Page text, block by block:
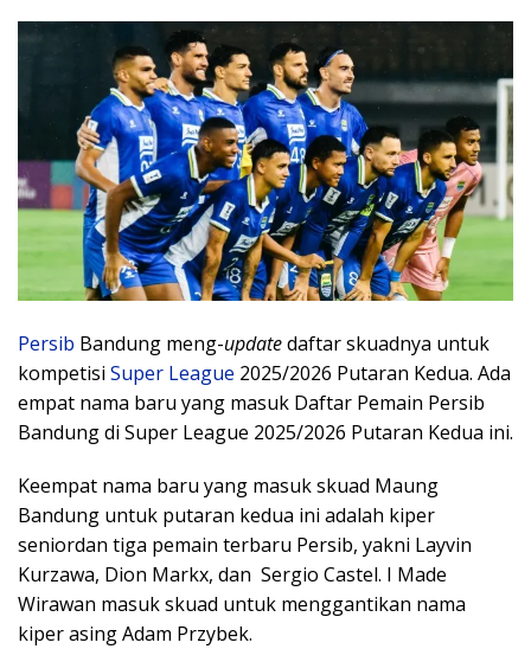
Persib Bandung meng-updatedaftar skuadnya untuk
kompetisi Super League 2025/2026 Putaran Kedua. Ada
empat nama baru yang masuk Daftar Pemain Persib
Bandung di Super League 2025/2026 Putaran Kedua ini.
Keempat nama baru yang masuk skuad Maung
Bandung untuk putaran kedua ini adalah kiper
seniordan tiga pemain terbaru Persib, yakni Layvin
Kurzawa, Dion Markx, dan Sergio Castel. I Made
Wirawan masuk skuad untuk menggantikan nama
kiper asing Adam Przybek.